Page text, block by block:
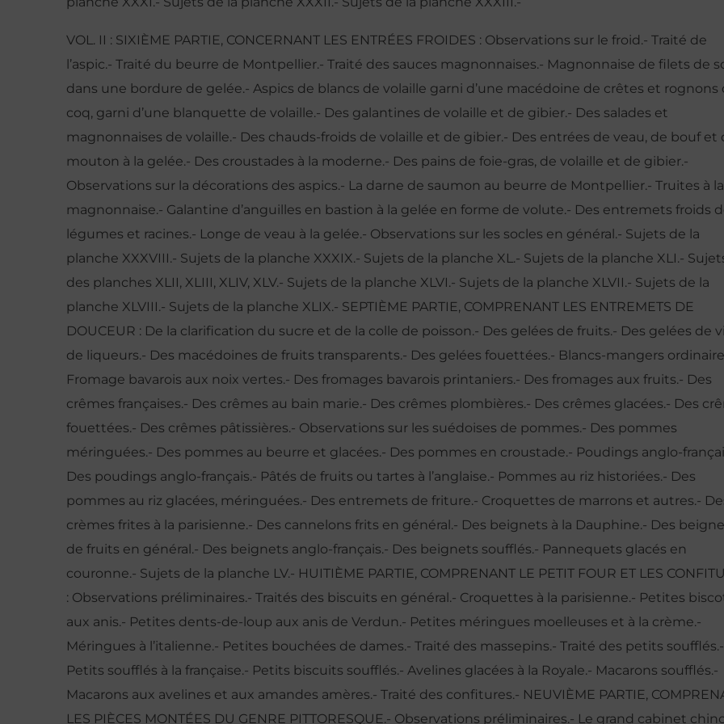
VOL. II : SIXIÈME PARTIE, CONCERNANT LES ENTRÉES FROIDES : Observations sur le froid.- Traité de
l’aspic.- Traité du beurre de Montpellier.- Traité des sauces magnonnaises.- Magnonnaise de filets de
dans une bordure de gelée.- Aspics de blancs de volaille garni d’une macédoine de crêtes et rognons
coq, garni d’une blanquette de volaille.- Des galantines de volaille et de gibier.- Des salades et
magnonnaises de volaille.- Des chauds-froids de volaille et de gibier.- Des entrées de veau, de bouf et
mouton à la gelée.- Des croustades à la moderne.- Des pains de foie-gras, de volaille et de gibier.-
Observations sur la décorations des aspics.- La darne de saumon au beurre de Montpellier.- Truites à la
magnonnaise.- Galantine d’anguilles en bastion à la gelée en forme de volute.- Des entremets froids
légumes et racines.- Longe de veau à la gelée.- Observations sur les socles en général.- Sujets de la
planche XXXVIII.- Sujets de la planche XXXIX.- Sujets de la planche XL.- Sujets de la planche XLI.-
des planches XLII, XLIII, XLIV, XLV.- Sujets de la planche XLVI.- Sujets de la planche XLVII.- Sujets de la
planche XLVIII.- Sujets de la planche XLIX.- SEPTIÈME PARTIE, COMPRENANT LES ENTREMETS DE
DOUCEUR : De la clarification du sucre et de la colle de poisson.- Des gelées de fruits.- Des gelées de
de liqueurs.- Des macédoines de fruits transparents.- Des gelées fouettées.- Blancs-mangers
Fromage bavarois aux noix vertes.- Des fromages bavarois printaniers.- Des fromages aux fruits.- Des
crêmes françaises.- Des crêmes au bain marie.- Des crêmes plombières.- Des crêmes glacées.- Des
fouettées.- Des crêmes pâtissières.- Observations sur les suédoises de pommes.- Des pommes
méringuées.- Des pommes au beurre et glacées.- Des pommes en croustade.- Poudings anglo-
Des poudings anglo-français.- Pâtés de fruits ou tartes à l’anglaise.- Pommes au riz historiées.- Des
pommes au riz glacées, méringuées.- Des entremets de friture.- Croquettes de marrons et autres.-
crèmes frites à la parisienne.- Des cannelons frits en général.- Des beignets à la Dauphine.- Des
de fruits en général.- Des beignets anglo-français.- Des beignets soufflés.- Pannequets glacés en
couronne.- Sujets de la planche LV.- HUITIÈME PARTIE, COMPRENANT LE PETIT FOUR ET LES
: Observations préliminaires.- Traités des biscuits en général.- Croquettes à la parisienne.- Petites
aux anis.- Petites dents-de-loup aux anis de Verdun.- Petites méringues moelleuses et à la crème.-
Méringues à l’italienne.- Petites bouchées de dames.- Traité des massepins.- Traité des petits soufflés.-
Petits soufflés à la française.- Petits biscuits soufflés.- Avelines glacées à la Royale.- Macarons soufflés.-
Macarons aux avelines et aux amandes amères.- Traité des confitures.- NEUVIÈME PARTIE,
LES PIÈCES MONTÉES DU GENRE PITTORESQUE.- Observations préliminaires.- Le grand cabinet